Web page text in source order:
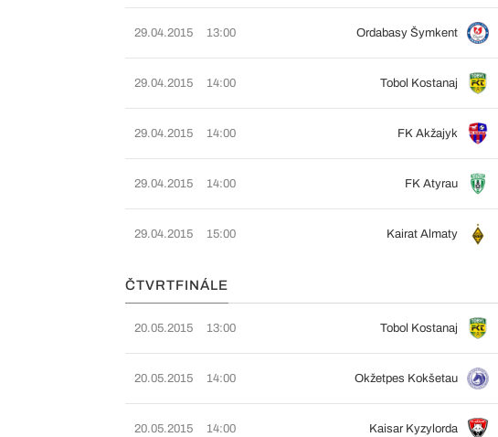
29.04.2015 13:00 Ordabasy Šymkent
29.04.2015 14:00 Tobol Kostanaj
29.04.2015 14:00 FK Akžajyk
29.04.2015 14:00 FK Atyrau
29.04.2015 15:00 Kairat Almaty
ČTVRTFINÁLE
20.05.2015 13:00 Tobol Kostanaj
20.05.2015 14:00 Okžetpes Kokšetau
20.05.2015 14:00 Kaisar Kyzylorda